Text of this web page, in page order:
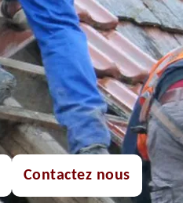
Contactez nous